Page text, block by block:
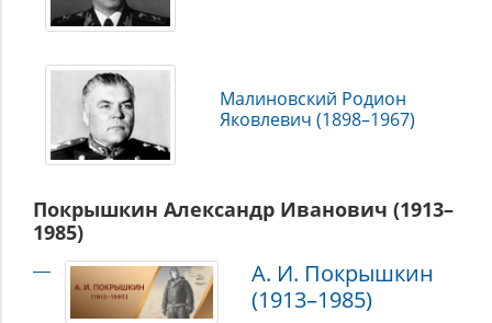
Малиновский Родион
Яковлевич (1898–1967)
Покрышкин Александр Иванович (1913–
1985)
А. И. Покрышкин
(1913–1985)